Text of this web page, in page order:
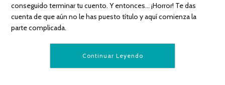
conseguido terminar tu cuento. Y entonces… ¡Horror! Te das
cuenta de que aún no le has puesto título y aquí comienza la
parte complicada.
Continuar Leyendo